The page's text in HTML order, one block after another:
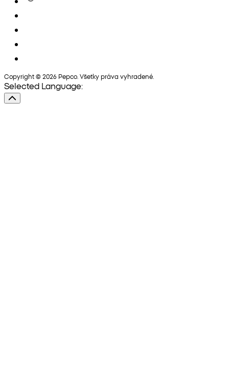
Copyright © 2026 Pepco. Všetky práva vyhradené.
Selected Language: